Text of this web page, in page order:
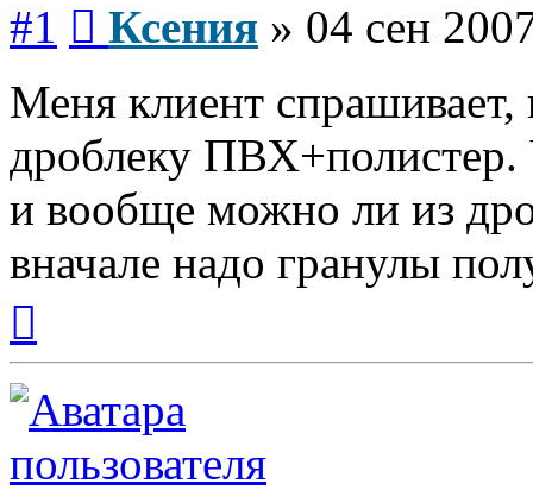
#1 Ксения » 04 сен
Меня клиент спрашивает,
дроблеку ПВХ+полистер.
и вообще можно ли из
вначале надо гранулы
началу